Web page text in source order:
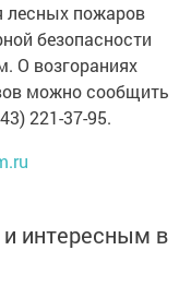
лесных пожаров
безопасности
О возгораниях
можно сообщить
221-37-95.
интересным в